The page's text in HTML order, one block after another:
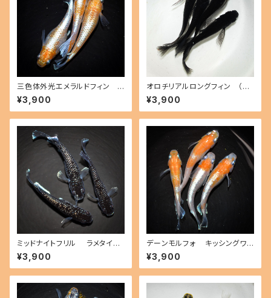
三色体外光エメラルドフィン
紅白タイプ （2026年産まれ） オ
ス1 メス2(現物出品) ikahoff C
-0726-51431-a
¥3,900
オロチリアルロングフィン （20
26年産まれ） オス2 メス2(現物
出品) ikahoff P-0718-5133
3-a
¥3,900
ミッドナイトフリル ラメタイプ
（2026年産まれ） オス1 メス2
(現物出品) ikahoff C-0725-
51415-a
¥3,900
デーンモルフォ キッシングワイ
ドフィン（2026年産まれ） オス2
メス2(現物出品) ikahoff A-0
725-51413-a
¥3,900